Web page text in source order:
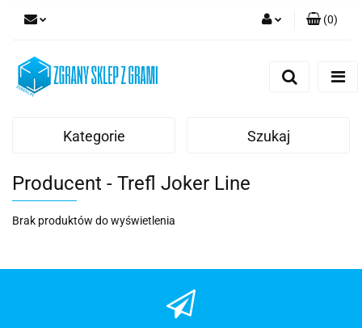
(0)
Kategorie Szukaj
Producent - Trefl Joker Line
Brak produktów do wyświetlenia